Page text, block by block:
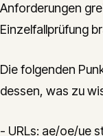
Anforderungen
Einzelfallprüfung
Die folgenden
dessen, was zu
- URLs: ae/oe/ue